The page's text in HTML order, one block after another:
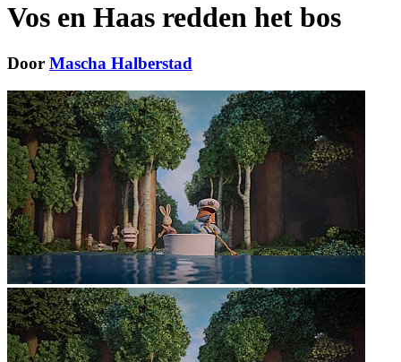
Vos en Haas redden het bos
Door Mascha Halberstad